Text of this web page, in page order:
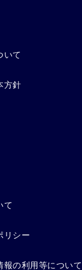
いて
方針
て
リシー
報の利用等について